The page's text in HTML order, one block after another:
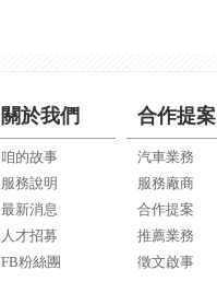
關於我們
咱的故事
服務說明
最新消息
人才招募
FB粉絲團
合作提案
汽車業務
服務廠商
合作提案
推薦業務
徵文啟事